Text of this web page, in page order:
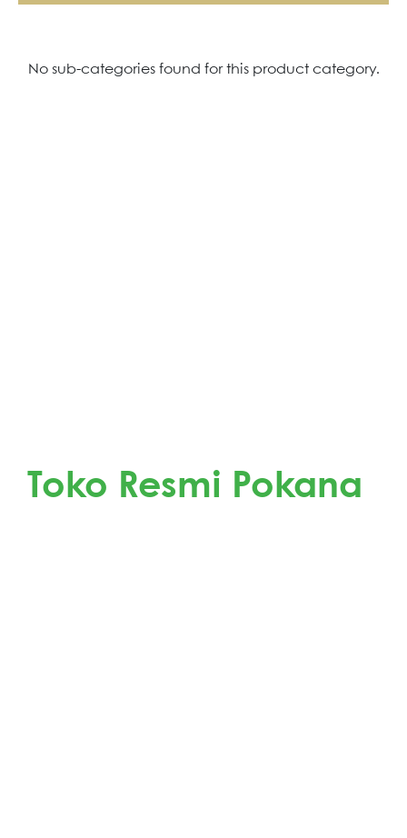
No sub-categories found for this product category.
Toko Resmi Pokana